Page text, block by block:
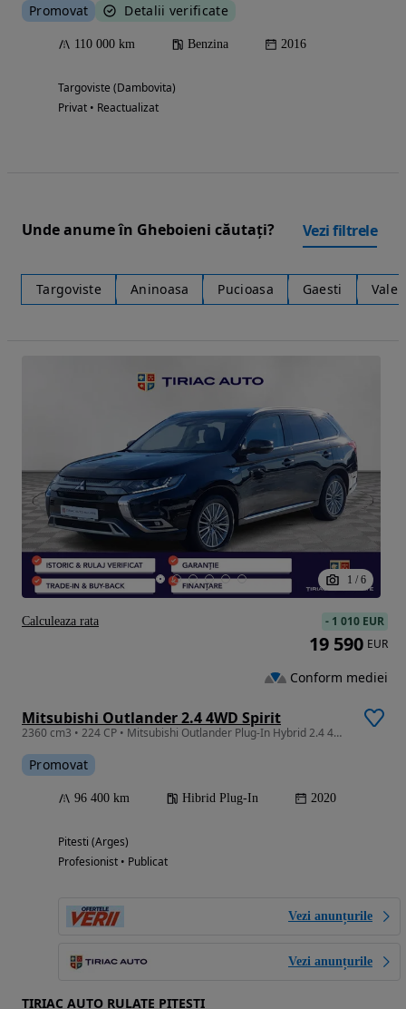
Promovat Detalii verificate
110 000 km Benzina 2016
Targoviste (Dambovita)
Privat • Reactualizat
Unde anume în Gheboieni căutați? Vezi filtrele
Targoviste Aninoasa Pucioasa Gaesti
1 / 6
Mitsubishi Outlander 2.4 4WD Spirit
2360 cm3 • 224 CP • Mitsubishi Outlander Plug-In Hybrid 2.4 4WD Spirit Plus - 2020
Promovat
96 400 km Hibrid Plug-In 2020
Pitesti (Arges)
Profesionist • Publicat
Vezi anunțurile
Vezi anunțurile
TIRIAC AUTO RULATE PITESTI
- 1 010 EUR
19 590 EUR
Conform mediei
Calculeaza rata